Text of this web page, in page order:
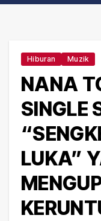
Hiburan Muzik
NANA
SINGLE
LUKA”